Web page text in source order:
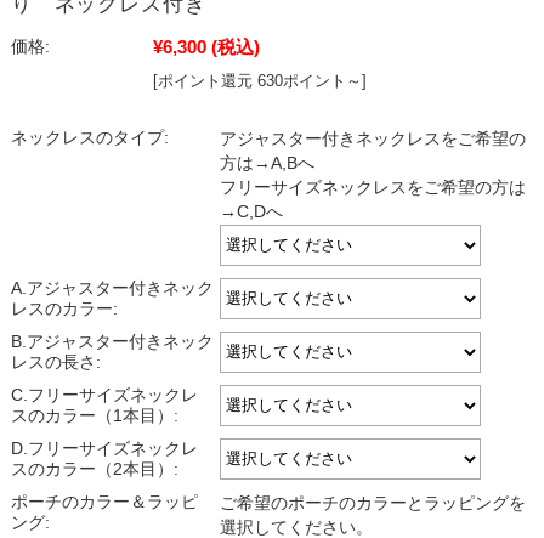
価格: ¥6,300 (税込)
[ポイント還元 630ポイント～]
ネックレスのタイプ:
アジャスター付きネックレスをご希望の
方は→A,Bへ
フリーサイズネックレスをご希望の方は
→C,Dへ
A.アジャスター付きネック
レスのカラー:
B.アジャスター付きネック
レスの長さ:
C.フリーサイズネックレ
スのカラー（1本目）:
D.フリーサイズネックレ
スのカラー（2本目）:
ポーチのカラー＆ラッピ
ング:
ご希望のポーチのカラーとラッピングを
選択してください。